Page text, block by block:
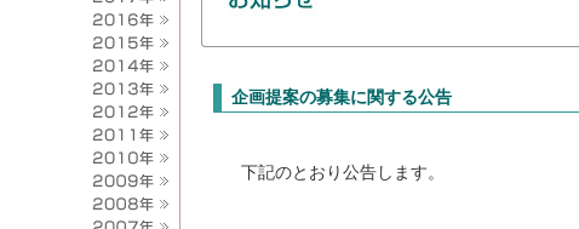
企画提案の募集に関する公告
下記のとおり公告します。